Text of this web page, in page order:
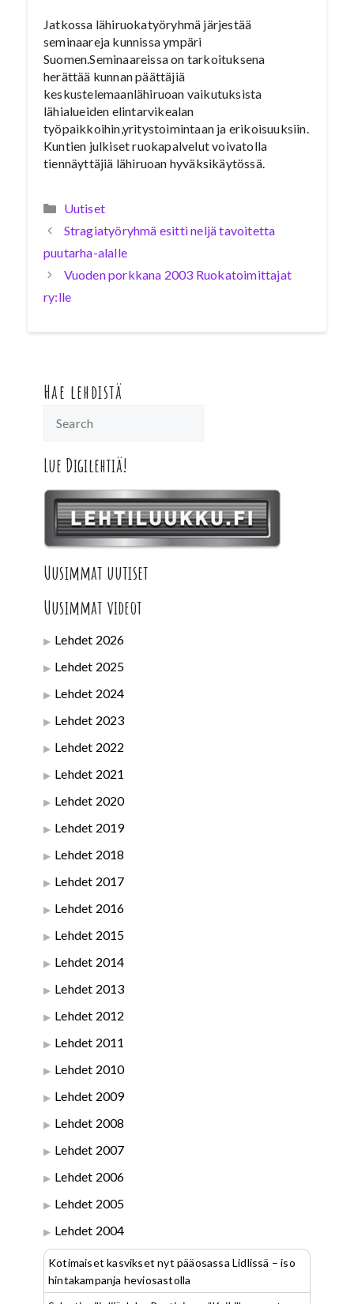
Jatkossa lähiruokatyöryhmä järjestää
seminaareja kunnissa ympäri
Suomen.Seminaareissa on tarkoituksena
herättää kunnan päättäjiä
keskustelemaanlähiruoan vaikutuksista
lähialueiden elintarvikealan
työpaikkoihin,yritystoimintaan ja erikoisuuksiin.
Kuntien julkiset ruokapalvelut voivatolla
tiennäyttäjiä lähiruoan hyväksikäytössä.
Kategoriat
Uutiset
Stragiatyöryhmä esitti neljä tavoitetta
puutarha-alalle
Vuoden porkkana 2003 Ruokatoimittajat
ry:lle
Hae lehdistä
Lue Digilehtiä!
Uusimmat uutiset
Uusimmat videot
Lehdet 2026
Lehdet 2025
Lehdet 2024
Lehdet 2023
Lehdet 2022
Lehdet 2021
Lehdet 2020
Lehdet 2019
Lehdet 2018
Lehdet 2017
Lehdet 2016
Lehdet 2015
Lehdet 2014
Lehdet 2013
Lehdet 2012
Lehdet 2011
Lehdet 2010
Lehdet 2009
Lehdet 2008
Lehdet 2007
Lehdet 2006
Lehdet 2005
Lehdet 2004
Kotimaiset kasvikset nyt pääosassa Lidlissä – iso
hintakampanja heviosastolla